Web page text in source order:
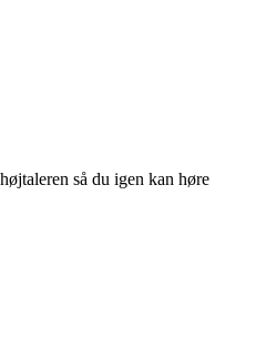
så du igen kan høre